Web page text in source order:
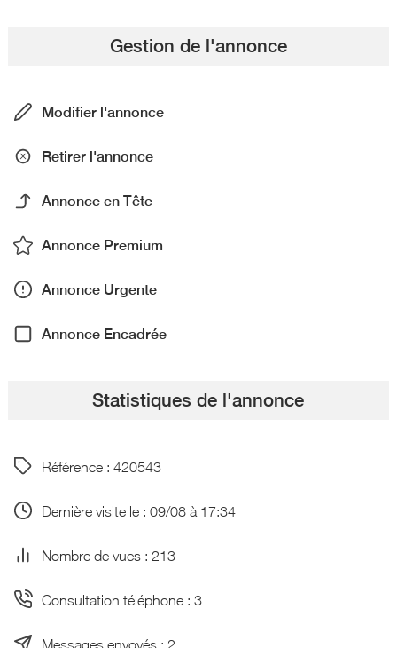
Gestion de l'annonce
Modifier l'annonce
Retirer l'annonce
Annonce en Tête
Annonce Premium
Annonce Urgente
Annonce Encadrée
Statistiques de l'annonce
Référence : 420543
Dernière visite le : 09/08 à 17:34
Nombre de vues : 213
Consultation téléphone : 3
Messages envoyés : 2